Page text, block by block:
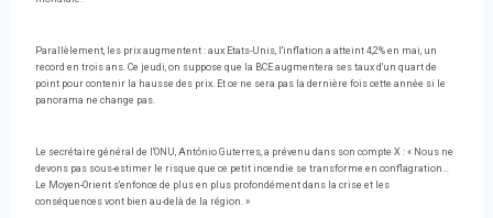
Parallèlement, les prix augmentent : aux Etats-Unis, l'inflation a atteint 4,2% en mai, un
record en trois ans. Ce jeudi, on suppose que la BCE augmentera ses taux d'un quart de
point pour contenir la hausse des prix. Et ce ne sera pas la dernière fois cette année si le
panorama ne change pas.
Le secrétaire général de l'ONU, António Guterres, a prévenu dans son compte X : « Nous ne
devons pas sous-estimer le risque que ce petit incendie se transforme en conflagration…
Le Moyen-Orient s'enfonce de plus en plus profondément dans la crise et les
conséquences vont bien au-delà de la région. »